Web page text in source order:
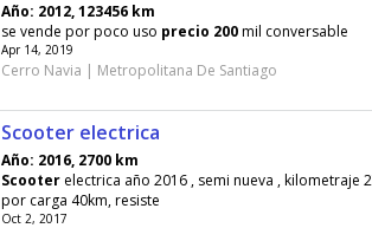
Año: 2012, 123456 km
se vende por poco uso precio 200mil conversable
Apr 14, 2019
Cerro Navia | Metropolitana De Santiago
Scooter electrica
Año: 2016, 2700 km
Scooter electrica año 2016 , semi nueva , kilometraje
por carga 40km, resiste
Oct 2, 2017